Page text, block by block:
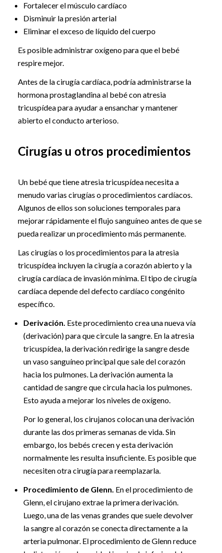
Fortalecer el músculo cardíaco
Disminuir la presión arterial
Eliminar el exceso de líquido del cuerpo
Es posible administrar oxígeno para que el bebé
respire mejor.
Antes de la cirugía cardíaca, podría administrarse la
hormona prostaglandina al bebé con atresia
tricuspídea para ayudar a ensanchar y mantener
abierto el conducto arterioso.
Cirugías u otros procedimientos
Un bebé que tiene atresia tricuspídea necesita a
menudo varias cirugías o procedimientos cardíacos.
Algunos de ellos son soluciones temporales para
mejorar rápidamente el flujo sanguíneo antes de que se
pueda realizar un procedimiento más permanente.
Las cirugías o los procedimientos para la atresia
tricuspídea incluyen la cirugía a corazón abierto y la
cirugía cardíaca de invasión mínima. El tipo de cirugía
cardíaca depende del defecto cardíaco congénito
específico.
Derivación. Este procedimiento crea una nueva vía
(derivación) para que circule la sangre. En la atresia
tricuspídea, la derivación redirige la sangre desde
un vaso sanguíneo principal que sale del corazón
hacia los pulmones. La derivación aumenta la
cantidad de sangre que circula hacia los pulmones.
Esto ayuda a mejorar los niveles de oxígeno.
Por lo general, los cirujanos colocan una derivación
durante las dos primeras semanas de vida. Sin
embargo, los bebés crecen y esta derivación
normalmente les resulta insuficiente. Es posible que
necesiten otra cirugía para reemplazarla.
Procedimiento de Glenn. En el procedimiento de
Glenn, el cirujano extrae la primera derivación.
Luego, una de las venas grandes que suele devolver
la sangre al corazón se conecta directamente a la
arteria pulmonar. El procedimiento de Glenn reduce